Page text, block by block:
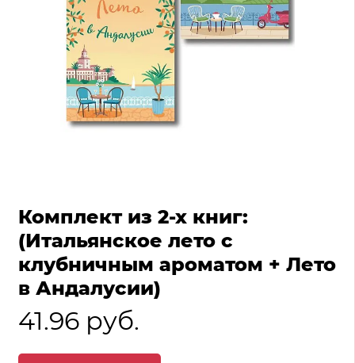
Комплект из 2-х книг:
(Итальянское лето с
клубничным ароматом + Лето
в Андалусии)
41.96 руб.